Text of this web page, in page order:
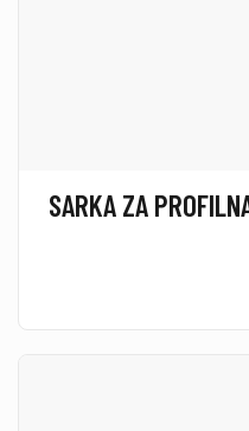
SARKA ZA